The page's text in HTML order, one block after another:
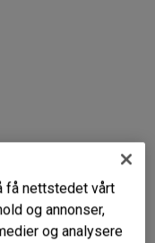
få nettstedet vårt
og annonser,
og analysere